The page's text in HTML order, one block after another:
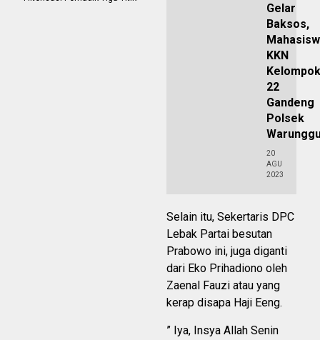
Gelar
Baksos,
KKN
Kelompok
22
Gandeng
Polsek
20
AGU
2023
Selain itu, Sekertaris DPC
Lebak Partai besutan
Prabowo ini, juga diganti
dari Eko Prihadiono oleh
Zaenal Fauzi atau yang
kerap disapa Haji Eeng.
” Iya, Insya Allah Senin